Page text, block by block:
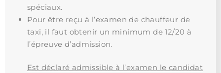
spéciaux.
Pour être reçu à l’examen de chauffeur de
taxi, il faut obtenir un minimum de 12/20 à
l’épreuve d’admission.
Est déclaré admissible à l’examen le candidat